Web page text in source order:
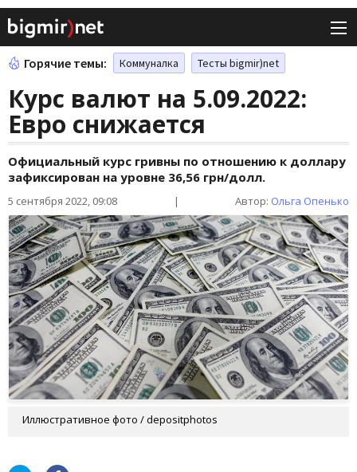
Горячие темы: Коммуналка Тесты bigmir)net
Курс валют на 5.09.2022:
Евро снижается
Официальный курс гривны по отношению к доллару
зафиксирован на уровне 36,56 грн/долл.
5 сентября 2022, 09:08 | Автор: Ольга Опенько
Иллюстративное фото / depositphotos